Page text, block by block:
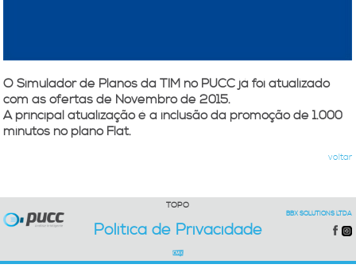
O Simulador de Planos da TIM no PUCC já foi atualizado
com as ofertas de Novembro de 2015.
A principal atualização é a inclusão da promoção de 1.000
minutos no plano Flat.
voltar
TOPO
Política de Privacidade
BBX SOLUTIONS LTDA